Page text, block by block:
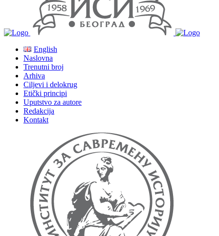
English
Naslovna
Trenutni broj
Arhiva
Ciljevi i delokrug
Etički principi
Uputstvo za autore
Redakcija
Kontakt